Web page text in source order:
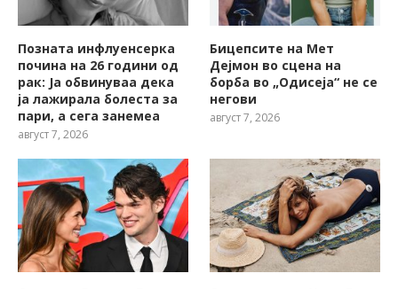
Позната инфлуенсерка
почина на 26 години од
рак: Ја обвинуваа дека
ја лажирала болеста за
пари, а сега занемеа
август 7, 2026
Бицепсите на Мет
Дејмон во сцена на
борба во „Одисеја“ не се
негови
август 7, 2026